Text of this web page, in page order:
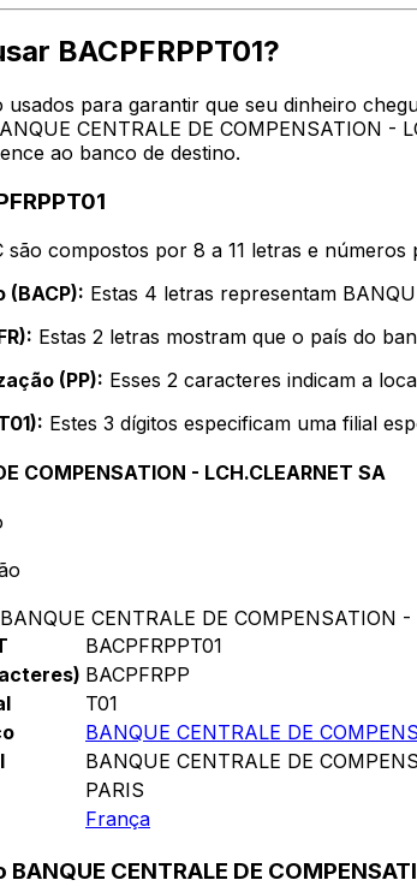
BACPFRPPT01?
usados para garantir que seu dinheiro
CENTRALE DE COMPENSATION -
ao banco de destino.
são compostos por 8 a 11 letras e
(BACP): Estas 4 letras representam
Estas 2 letras mostram que o país do
(PP): Esses 2 caracteres indicam a
Estes 3 dígitos especificam uma filial
COMPENSATION - LCH.CLEARNET SA
CENTRALE DE COMPENSATION -
BACPFRPPT01
BACPFRPP
T01
BANQUE CENTRALE DE
BANQUE CENTRALE DE
PARIS
França
CENTRALE DE